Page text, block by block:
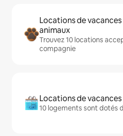
Locations de
animaux
Trouvez 10 locations
compagnie
Locations de
10 logements sont dotés